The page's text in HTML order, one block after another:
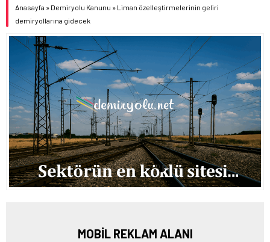
Anasayfa » Demiryolu Kanunu » Liman özelleştirmelerinin geliri
demiryollarına gidecek
MOBİL REKLAM ALANI